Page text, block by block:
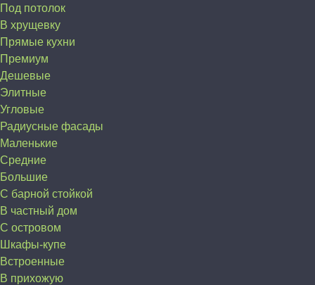
Под потолок
В хрущевку
Прямые кухни
Премиум
Дешевые
Элитные
Угловые
Радиусные фасады
Маленькие
Средние
Большие
С барной стойкой
В частный дом
C островом
Шкафы-купе
Встроенные
В прихожую